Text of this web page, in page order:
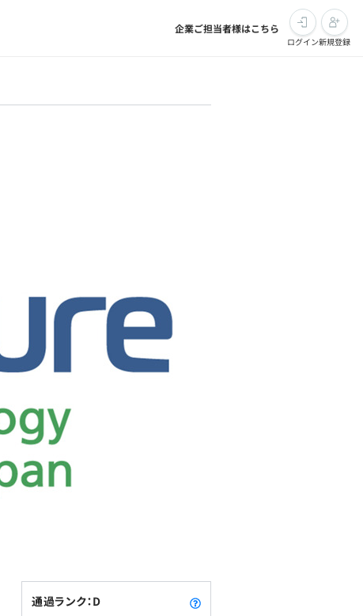
企業ご担当者様はこちら
ログイン新規登録
通過ランク：D